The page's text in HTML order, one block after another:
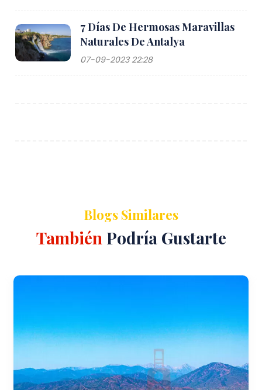
7 Días De Hermosas Maravillas
Naturales De Antalya
07-09-2023 22:28
Blogs Similares
También Podría Gustarte